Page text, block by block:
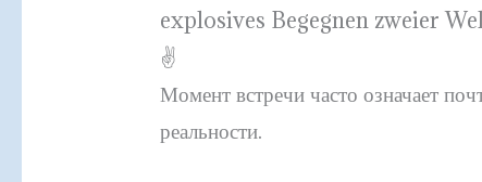
explosives Begegnen zweier
✌️
Момент встречи часто означает
реальности.